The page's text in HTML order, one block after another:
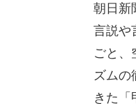
朝日新
言説や
ごと、
ズムの
きた「